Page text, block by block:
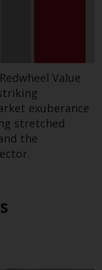
sollte
oder
Value
exuberance
stretched
the